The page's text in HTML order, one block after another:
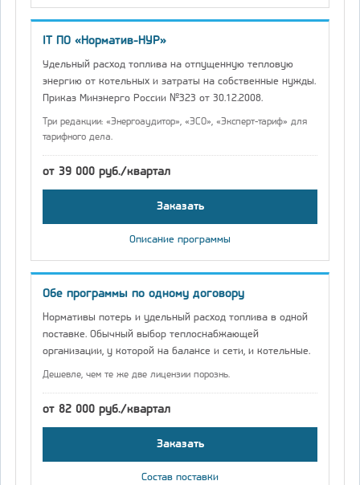
IT ПО «Норматив-НУР»
Удельный расход топлива на отпущенную тепловую
энергию от котельных и затраты на собственные нужды.
Приказ Минэнерго России №323 от 30.12.2008.
Три редакции: «Энергоаудитор», «ЭСО», «Эксперт-тариф» для
тарифного дела.
от 39 000 руб./квартал
Заказать
Описание программы
Обе программы по одному договору
Нормативы потерь и удельный расход топлива в одной
поставке. Обычный выбор теплоснабжающей
организации, у которой на балансе и сети, и котельные.
Дешевле, чем те же две лицензии порознь.
от 82 000 руб./квартал
Заказать
Состав поставки